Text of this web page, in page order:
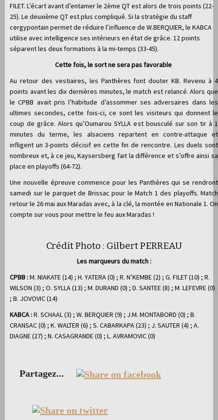
FILET. L’écart avant d’entamer le 2ème QT est alors de trois points (22-
25). Le deuxième QT est plus compliqué. Si la stratégie du staff
cergypontain permet de réduire l’influence de W.BERQUIER, le KABCA
utilise avec intelligence ses intérieurs en état de grâce. 12 points
séparent les deux formations à la mi-temps (33-45).
Cette fois, le sort ne sera pas favorable
Au retour des vestiaires, les Panthères font douter KB. Revenu à 4
points avant les dix dernières minutes, le match est relancé. Alors que
le CPBB avait pris l’habitude d’assommer ses adversaires dans les
ultimes secondes, cette fois-ci, ce sont les visiteurs qui donnent le
coup de grâce. Alors qu’Oumarou SYLLA est bousculé sur son tir à 1
minutes du terme, les alsaciens repartent en contre-attaque et
infligent un 3-points décisif en cette fin de rencontre. Les duels sont
nombreux et, à ce jeu, Kaysersberg fait la différence et s’offre ainsi sa
place en playoffs (64-72).
Une nouvelle épreuve commence pour les Panthères qui se rendront
samedi sur le parquet de Brissac pour le Match 1 des playoffs. Match
retour le 26 mai aux Maradas avec, à la clé, la montée en Nationale 1. On
compte sur vous pour mettre le feu aux Maradas !
Crédit Photo : Gilbert PERREAU
Les marqueurs du match :
CPBB :M. NIAKATE (14) ; H. YATERA (0) ; R. N’KEMBE (2) ; G. FILET (10) ; R.
WILSON (3) ; O. SYLLA (13) ; M. DURAND (0) ; D. SANTEE (8) ; M. LEFEVRE (0)
; B. JOVOVIC (14)
KABCA :R. SCHAAL (3) ; W. BERQUIER (9) ; J.M. MONTABORD (0) ; B.
CRANSAC (0) ; K. WALTER (6) ; S. CABARKAPA (23) ; J. SAUTER (4) ; A.
DIAGNE (27) ; N. CASAGRANDE (0) ; L. AVRAMOVIC (0)
Partagez...